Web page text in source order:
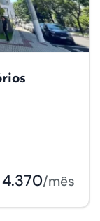
4.370/mês